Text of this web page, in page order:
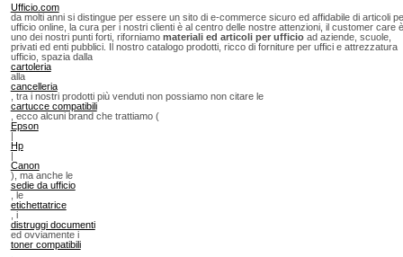
Ufficio.com
da molti anni si distingue per essere un sito di e-commerce sicuro ed affidabile di articoli
ufficio online, la cura per i nostri clienti è al centro delle nostre attenzioni, il customer care è
uno dei nostri punti forti, riforniamo materiali ed articoli per ufficioad aziende, scuole,
privati ed enti pubblici. Il nostro catalogo prodotti, ricco di forniture per uffici e attrezzatura
ufficio, spazia dalla
cartoleria
alla
cancelleria
, tra i nostri prodotti più venduti non possiamo non citare le
cartucce compatibili
, ecco alcuni brand che trattiamo (
Epson
|
Hp
|
Canon
), ma anche le
sedie da ufficio
, le
etichettatrice
, i
distruggi documenti
ed ovviamente i
toner compatibili